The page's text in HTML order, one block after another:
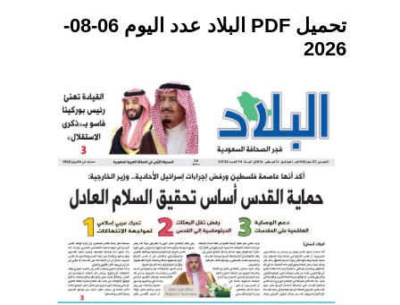
تحميل PDF البلاد عدد اليوم 06-08-
2026